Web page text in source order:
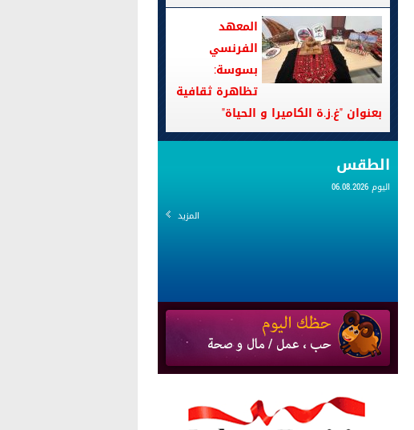
المعهد
الفرنسي
بسوسة:
تظاهرة ثقافية
بعنوان "غ.ز.ة الكاميرا و الحياة"
الطقس
اليوم 06.08.2026
المزيد